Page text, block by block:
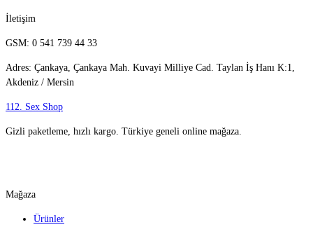
İletişim
GSM: 0 541 739 44 33
Adres: Çankaya, Çankaya Mah. Kuvayi Milliye Cad. Taylan İş Hanı K:1,
Akdeniz / Mersin
112 Sex Shop
Gizli paketleme, hızlı kargo. Türkiye geneli online mağaza.
Mağaza
Ürünler